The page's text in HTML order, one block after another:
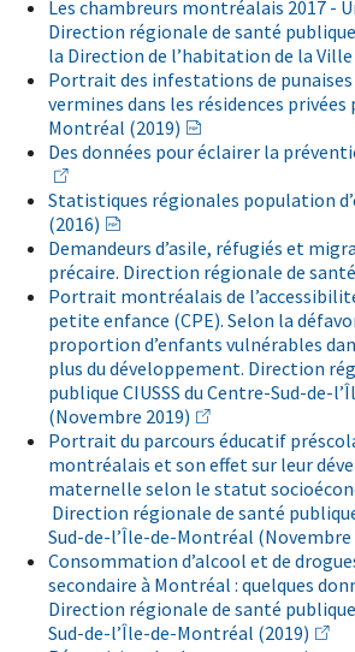
Les chambreurs montréalais 2017 -
Direction régionale de santé
la Direction de l’habitation de la
Portrait des infestations de
vermines dans les résidences privées
Montréal (2019)
Des données pour éclairer la
Statistiques régionales population
(2016)
Demandeurs d’asile, réfugiés et
précaire. Direction régionale de
Portrait montréalais de
petite enfance (CPE). Selon la
proportion d’enfants vulnérables
plus du développement. Direction
publique CIUSSS du Centre-Sud-de-
(Novembre 2019)
Portrait du parcours éducatif
montréalais et son effet sur leur
maternelle selon le statut
Direction régionale de santé
Sud-de-l’Île-de-Montréal (Novembre
Consommation d’alcool et de
secondaire à Montréal : quelques
Direction régionale de santé publique
Sud-de-l’Île-de-Montréal (2019)
Abonnez-vous dès maintenant à
Prénom
Courriel*
Groupe*
Je m'abonne!